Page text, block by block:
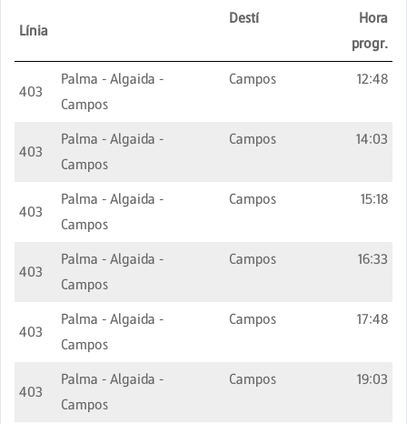
Línia
Destí
Hora
progr.
403
Palma - Algaida -
Campos
Campos 12:48
403
Palma - Algaida -
Campos
Campos 14:03
403
Palma - Algaida -
Campos
Campos 15:18
403
Palma - Algaida -
Campos
Campos 16:33
403
Palma - Algaida -
Campos
Campos 17:48
403
Palma - Algaida -
Campos
Campos 19:03